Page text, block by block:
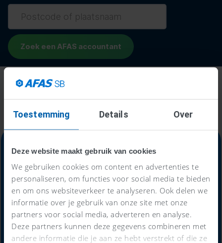
Toestemming Details Over
Deze website maakt gebruik van cookies
We gebruiken cookies om content en advertenties te
personaliseren, om functies voor social media te bieden
en om ons websiteverkeer te analyseren. Ook delen we
informatie over je gebruik van onze site met onze
partners voor social media, adverteren en analyse.
Deze partners kunnen deze gegevens combineren met
andere informatie die je aan ze hebt verstrekt of die ze
Alles-in-één-prijs
€59